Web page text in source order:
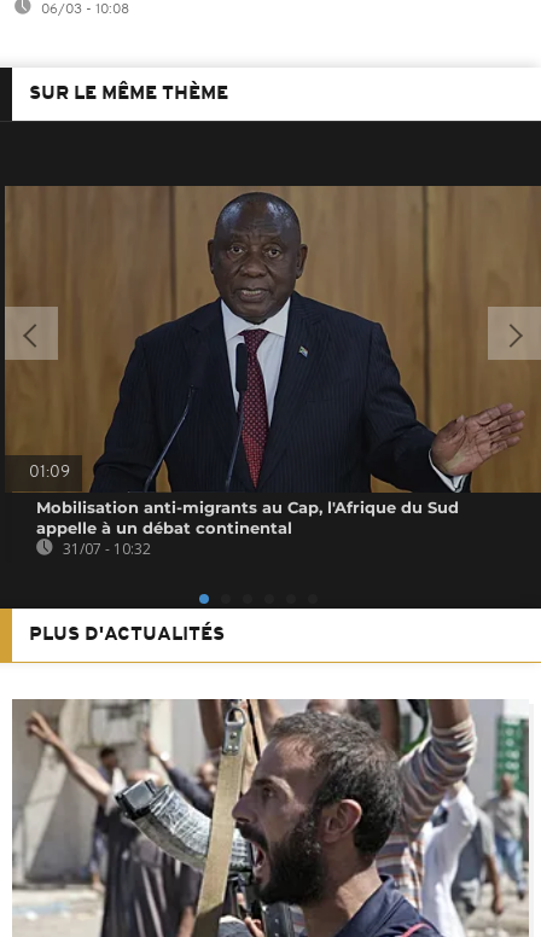
06/03 - 10:08
SUR LE MÊME THÈME
01:09
Mobilisation anti-migrants au Cap, l'Afrique du Sud
appelle à un débat continental
31/07 - 10:32
PLUS D'ACTUALITÉS